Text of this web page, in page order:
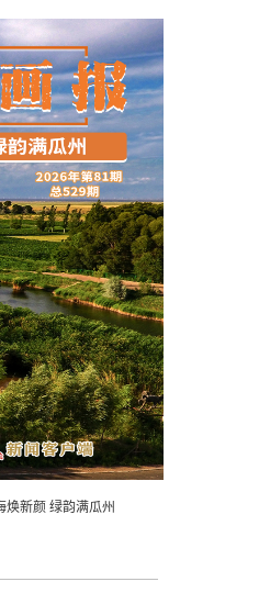
焕新颜 绿韵满瓜州